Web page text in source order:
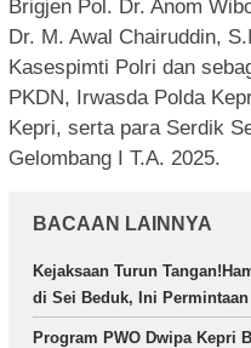
Brigjen Pol. Dr. Anom
Dr. M. Awal Chairuddin,
Kasespimti Polri dan
PKDN, Irwasda Polda
Kepri, serta para Serdik
Gelombang I T.A. 2025.
BACAAN LAINNYA
Kejaksaan Turun
di Sei Beduk, Ini Permintaan
Program PWO Dwipa Kepri